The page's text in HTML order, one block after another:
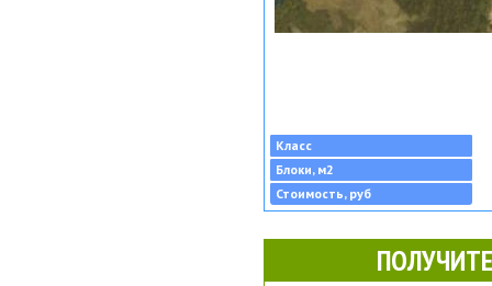
Класс
Блоки, м2
Стоимость, руб